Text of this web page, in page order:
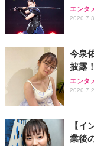
エンタ
今泉
披露！
エンタ
【
業後